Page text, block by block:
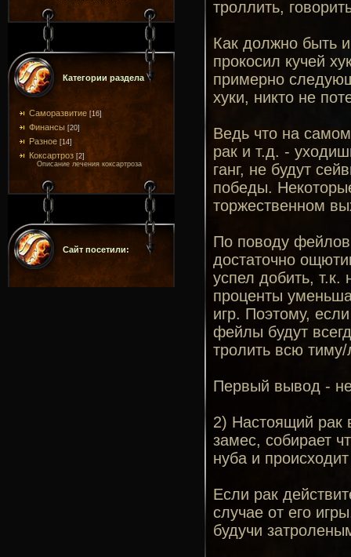
Категории раздела
Саморазвитие [16]
Финансы [20]
Разное [14]
Коксартроз [2]
Описание лечения коксартроза
Сайт посетили:
троллить,
Как должно быть
прокосил кучей
примерно
хуки, никто не
Ведь что на
рак и т.д. -
ганг, не будут
победы.
торжественном
По поводу фейлов
достаточно
успел добить,
проценты
игр. Поэтому,
фейлы будут
тролить всю
Первый вывод -
2) Настоящий рак
замес, собирает
нуба и
Если рак
случае от его
будучи